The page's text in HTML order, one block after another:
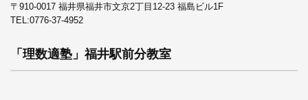
〒910-0017 福井県福井市文京2丁目12-23 福島ビル1F
TEL:0776-37-4952
「理数適塾」福井駅前分教室